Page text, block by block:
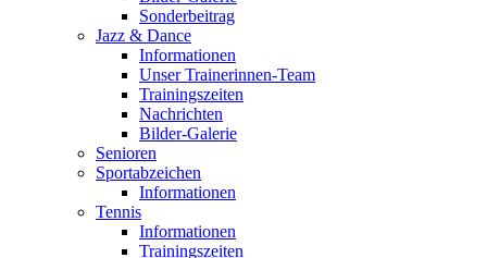
Sonderbeitrag
Jazz & Dance
Informationen
Unser Trainerinnen-Team
Trainingszeiten
Nachrichten
Bilder-Galerie
Senioren
Sportabzeichen
Informationen
Tennis
Informationen
Trainingszeiten